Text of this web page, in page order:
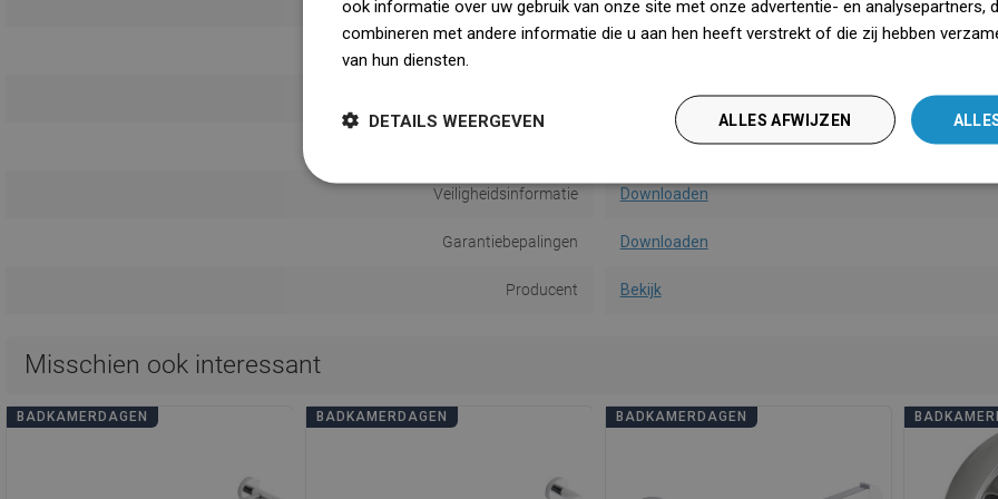
Downloaden
Veiligheidsinformatie Downloaden
Garantiebepalingen Downloaden
Producent Bekijk
Misschien ook interessant
BADKAMERDAGEN BADKAMERDAGEN BADKAMERDAGEN
ook informatie over uw gebruik van onze site met onze advertentie- en analysepartners,
combineren met andere informatie die u aan hen heeft verstrekt of die zij hebben
van hun diensten.
ALLES AFWIJZEN
DETAILS WEERGEVEN